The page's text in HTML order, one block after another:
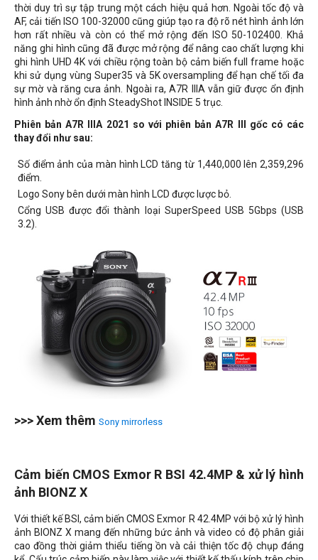
thời duy trì sự tập trung một cách hiệu quả hơn. Ngoài tốc độ và
AF, cải tiến ISO 100-32000 cũng giúp tạo ra độ rõ nét hình ảnh lớn
hơn rất nhiều và còn có thể mở rộng đến ISO 50-102400. Khả
năng ghi hình cũng đã được mở rộng để nâng cao chất lượng khi
ghi hình UHD 4K với chiều rộng toàn bộ cảm biến full frame hoặc
khi sử dụng vùng Super35 và 5K oversampling để hạn chế tối đa
sự mờ và răng cưa ảnh. Ngoài ra, A7R IIIA vẫn giữ được ổn định
hình ảnh nhờ ổn định SteadyShot INSIDE 5 trục.
Phiên bản A7R IIIA 2021 so với phiên bản A7R III gốc có các
thay đổi như sau:
Số điểm ảnh của màn hình LCD tăng từ 1,440,000 lên 2,359,296
điểm.
Logo Sony bên dưới màn hình LCD được lược bỏ.
Cổng USB được đổi thành loại SuperSpeed USB 5Gbps (USB
3.2).
>>> Xem thêm Sony mirrorless
Cảm biến CMOS Exmor R BSI 42.4MP & xử lý hình
ảnh BIONZ X
Với thiết kế BSI, cảm biến CMOS Exmor R 42.4MP với bộ xử lý hình
ảnh BIONZ X mang đến những bức ảnh và video có độ phân giải
cao đồng thời giảm thiểu tiếng ồn và cải thiện tốc độ chụp đáng